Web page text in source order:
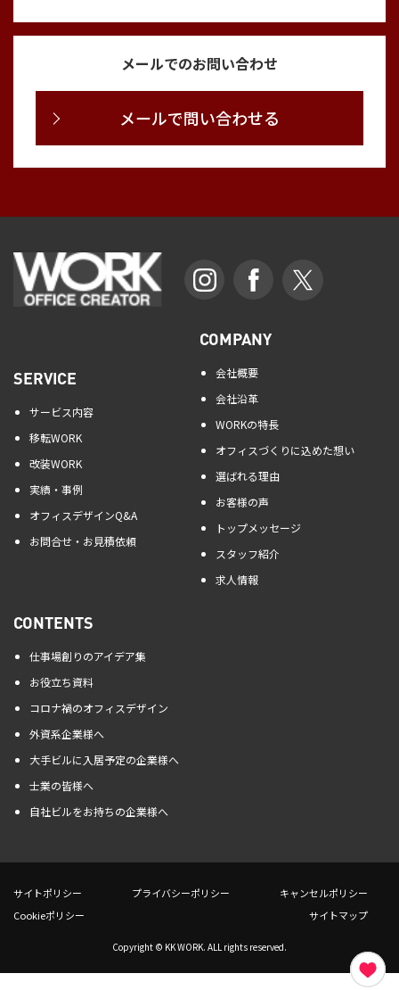
メールでのお問い合わせ
メールで問い合わせる
SERVICE
サービス内容
移転WORK
改装WORK
実績・事例
オフィスデザインQ&A
お問合せ・お見積依頼
COMPANY
会社概要
会社沿革
WORKの特長
オフィスづくりに込めた想い
選ばれる理由
お客様の声
トップメッセージ
スタッフ紹介
求人情報
CONTENTS
仕事場創りのアイデア集
お役立ち資料
コロナ禍のオフィスデザイン
外資系企業様へ
大手ビルに入居予定の企業様へ
士業の皆様へ
自社ビルをお持ちの企業様へ
サイトポリシー プライバシーポリシー
キャンセルポリシー
Cookieポリシー
サイトマップ
Copyright © KK WORK. ALL rights reserved.